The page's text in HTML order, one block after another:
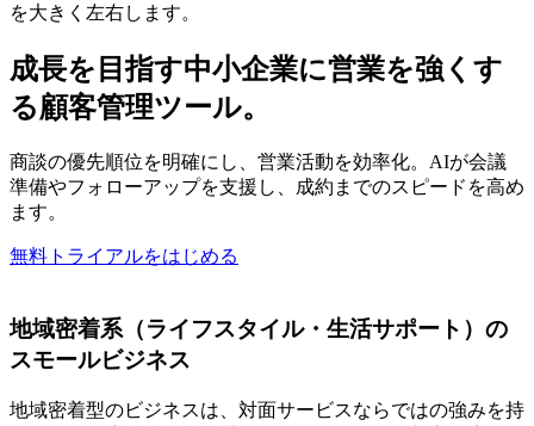
を大きく左右します。
成長を目指す中小企業に営業を強くす
る顧客管理ツール。
商談の優先順位を明確にし、営業活動を効率化。AIが会議
準備やフォローアップを支援し、成約までのスピードを高め
ます。
無料トライアルをはじめる
地域密着系（ライフスタイル・生活サポート）の
スモールビジネス
地域密着型のビジネスは、対面サービスならではの強みを持